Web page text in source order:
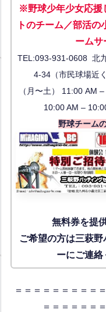
※野球少年少女応援
トのチーム／部活
ームサ
TEL:093-931-0608 北
4-34（市民球場近
（月〜土） 11:00 AM
10:00 AM –
野球チーム
無料券を提
ご希望の方は三萩
ーにご連絡
＝＝＝＝＝＝＝＝＝
＝＝＝＝＝＝